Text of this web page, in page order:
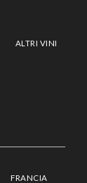
ALTRI VINI
FRANCIA